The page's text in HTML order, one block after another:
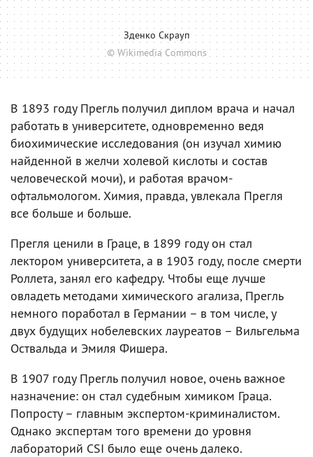
Зденко Скрауп
© Wikimedia Commons
В 1893 году Прегль получил диплом врача и начал
работать в университете, одновременно ведя
биохимические исследования (он изучал химию
найденной в желчи холевой кислоты и состав
человеческой мочи), и работая врачом-
офтальмологом. Химия, правда, увлекала Прегля
все больше и больше.
Прегля ценили в Граце, в 1899 году он стал
лектором университета, а в 1903 году, после смерти
Роллета, занял его кафедру. Чтобы еще лучше
овладеть методами химического агализа, Прегль
немного поработал в Германии – в том числе, у
двух будущих нобелевских лауреатов – Вильгельма
Оствальда и Эмиля Фишера.
В 1907 году Прегль получил новое, очень важное
назначение: он стал судебным химиком Граца.
Попросту – главным экспертом-криминалистом.
Однако экспертам того времени до уровня
лабораторий CSI было еще очень далеко.